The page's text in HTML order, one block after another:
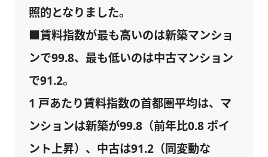
照的となりました。
■賃料指数が最も高いのは新築マンショ
ンで99.8、最も低いのは中古マンション
で91.2。
1 戸あたり賃料指数の首都圏平均は、マ
ンションは新築が99.8（前年比0.8 ポイ
ント上昇）、中古は91.2（同変動な